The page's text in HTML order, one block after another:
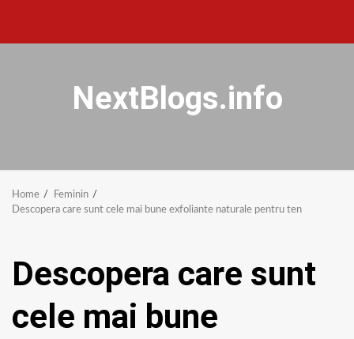
NextBlogs.info
Home
Feminin
Descopera care sunt cele mai bune exfoliante naturale pentru ten
Descopera care sunt
cele mai bune